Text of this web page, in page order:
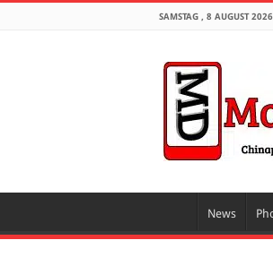
SAMSTAG , 8 AUGUST 2026
News